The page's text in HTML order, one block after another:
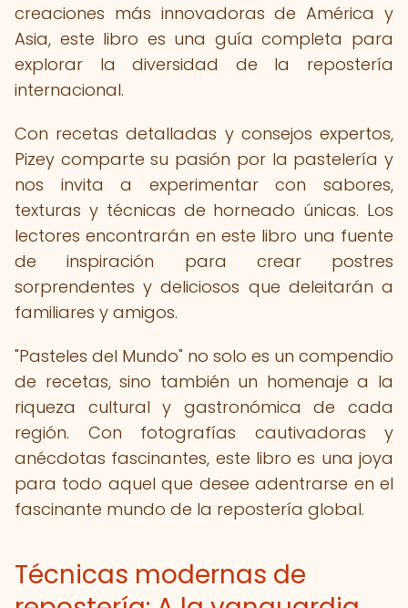
creaciones más innovadoras de América y
Asia, este libro es una guía completa para
explorar la diversidad de la repostería
internacional.
Con recetas detalladas y consejos expertos,
Pizey comparte su pasión por la pastelería y
nos invita a experimentar con sabores,
texturas y técnicas de horneado únicas. Los
lectores encontrarán en este libro una fuente
de inspiración para crear postres
sorprendentes y deliciosos que deleitarán a
familiares y amigos.
"Pasteles del Mundo" no solo es un compendio
de recetas, sino también un homenaje a la
riqueza cultural y gastronómica de cada
región. Con fotografías cautivadoras y
anécdotas fascinantes, este libro es una joya
para todo aquel que desee adentrarse en el
fascinante mundo de la repostería global.
Técnicas modernas de